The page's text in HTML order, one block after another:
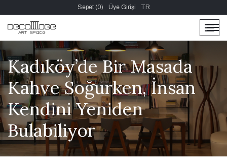
Sepet (0) Üye Girişi TR
Kadıköy’de Bir Masada
Kahve Soğurken, İnsan
Kendini Yeniden
Bulabiliyor